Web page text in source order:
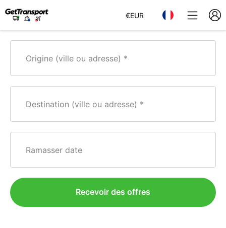
€EUR
Origine (ville ou adresse)
Destination (ville ou adresse)
Ramasser date
Recevoir des offres